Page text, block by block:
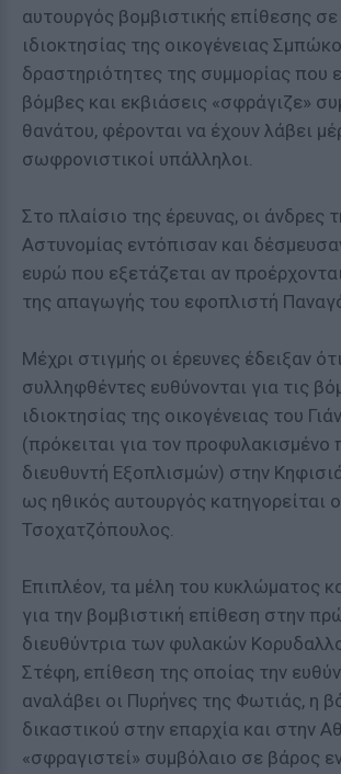
αυτουργός βομβιστικής επίθεσης
ιδιοκτησίας της οικογένειας
δραστηριότητες της συμμορίας που
βόμβες και εκβιάσεις «σφράγιζε»
θανάτου, φέρονται να έχουν λάβει
σωφρονιστικοί υπάλληλοι.
Στο πλαίσιο της έρευνας, οι άνδρες
Αστυνομίας εντόπισαν και
ευρώ που εξετάζεται αν
της απαγωγής του εφοπλιστή
Μέχρι στιγμής οι έρευνες έδειξαν
συλληφθέντες ευθύνονται για τις
ιδιοκτησίας της οικογένειας του
(πρόκειται για τον προφυλακισμένο
διευθυντή Εξοπλισμών) στην
ως ηθικός αυτουργός κατηγορείται
Τσοχατζόπουλος.
Επιπλέον, τα μέλη του κυκλώματος
για την βομβιστική επίθεση στην
διευθύντρια των φυλακών
Στέφη, επίθεση της οποίας την
αναλάβει οι Πυρήνες της Φωτιάς, η
δικαστικού στην επαρχία και στην
«σφραγιστεί» συμβόλαιο σε βάρος